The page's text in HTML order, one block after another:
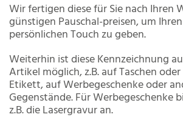
Wir fertigen diese für Sie nach Ihren
günstigen Pauschal-preisen, um
persönlichen Touch zu geben.
Weiterhin ist diese Kennzeichnung
Artikel möglich, z.B. auf Taschen
Etikett, auf Werbegeschenke oder
Gegenstände. Für Werbegeschenke
z.B. die Lasergravur an.